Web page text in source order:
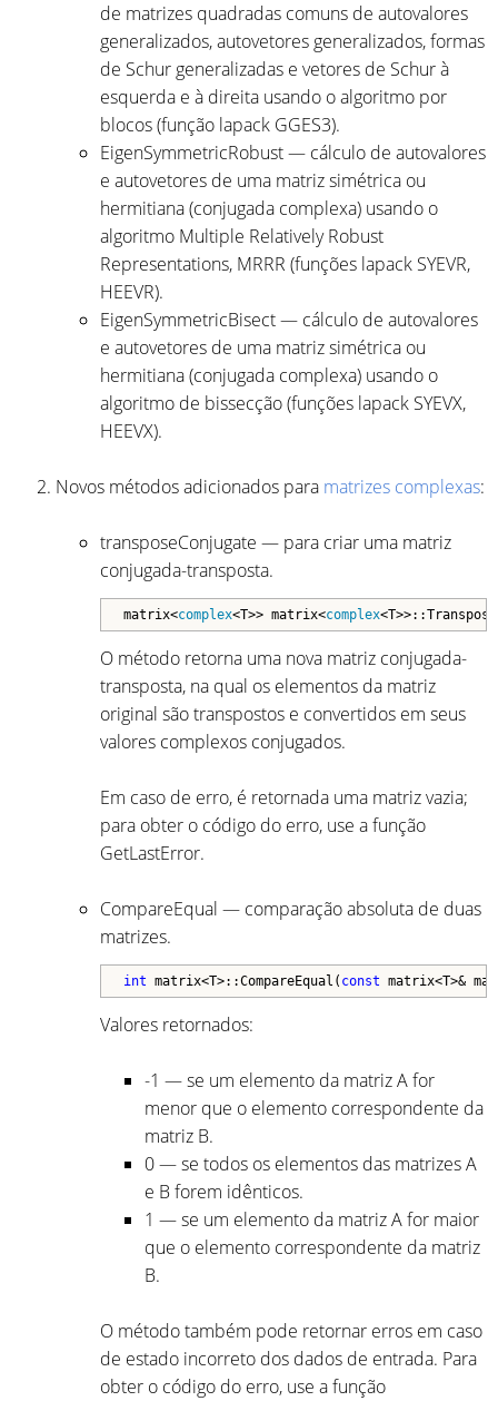
de matrizes quadradas comuns de autovalores
generalizados, autovetores generalizados, formas
de Schur generalizadas e vetores de Schur à
esquerda e à direita usando o algoritmo por
blocos (função lapack GGES3).
EigenSymmetricRobust — cálculo de autovalores
e autovetores de uma matriz simétrica ou
hermitiana (conjugada complexa) usando o
algoritmo Multiple Relatively Robust
Representations, MRRR (funções lapack SYEVR,
HEEVR).
EigenSymmetricBisect — cálculo de autovalores
e autovetores de uma matriz simétrica ou
hermitiana (conjugada complexa) usando o
algoritmo de bissecção (funções lapack SYEVX,
HEEVX).
Novos métodos adicionados para matrizes complexas:
transposeConjugate — para criar uma matriz
conjugada-transposta.
matrix<complex<T>> matrix<complex<T>
O método retorna uma nova matriz conjugada-
transposta, na qual os elementos da matriz
original são transpostos e convertidos em seus
valores complexos conjugados.
Em caso de erro, é retornada uma matriz vazia;
para obter o código do erro, use a função
GetLastError.
CompareEqual — comparação absoluta de duas
matrizes.
int matrix<T>::CompareEqual( const matrix<T>&
Valores retornados:
-1 — se um elemento da matriz A for
menor que o elemento correspondente da
matriz B.
0 — se todos os elementos das matrizes A
e B forem idênticos.
1 — se um elemento da matriz A for maior
que o elemento correspondente da matriz
B.
O método também pode retornar erros em caso
de estado incorreto dos dados de entrada. Para
obter o código do erro, use a função